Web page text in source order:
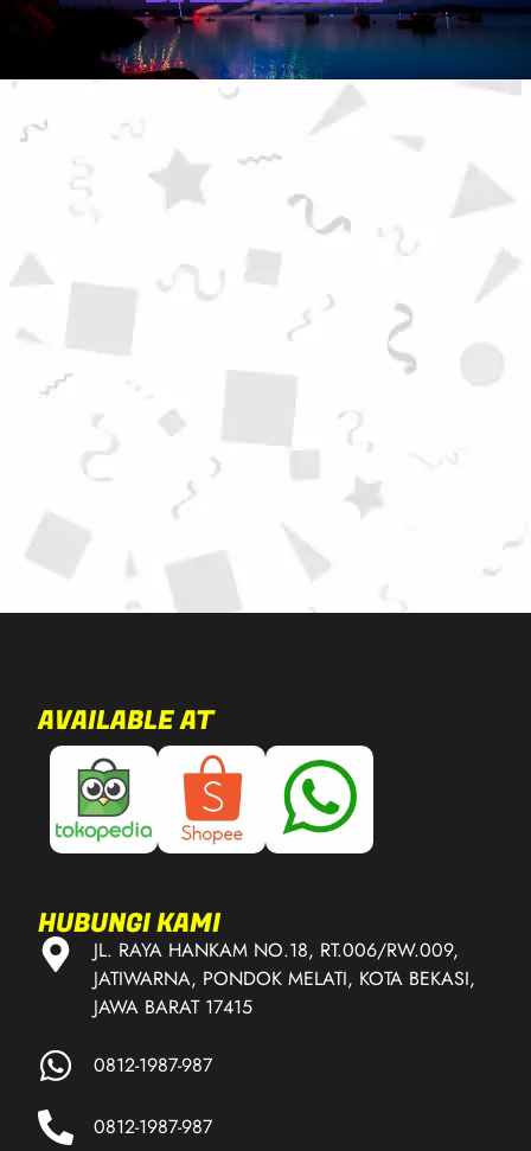
AVAILABLE AT
HUBUNGI KAMI
JL. RAYA HANKAM NO.18, RT.006/RW.009,
JATIWARNA, PONDOK MELATI, KOTA BEKASI,
JAWA BARAT 17415
0812-1987-987
0812-1987-987